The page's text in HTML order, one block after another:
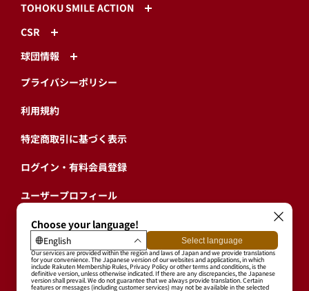
TOHOKU SMILE ACTION
CSR
球団情報
プライバシーポリシー
利用規約
特定商取引に基づく表示
ログイン・有料会員登録
ユーザープロフィール
会員情報引継ぎ
退会